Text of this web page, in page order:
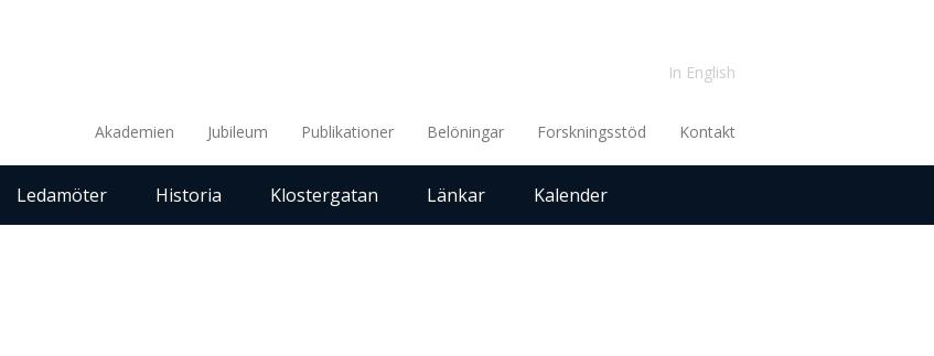
In English
Akademien Jubileum Publikationer Belöningar Forskningsstöd Kontakt
Ledamöter Historia Klostergatan Länkar Kalender